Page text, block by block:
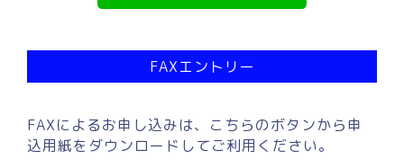
FAXエントリー
FAXによるお申し込みは、こちらのボタンから申
込用紙をダウンロードしてご利用ください。